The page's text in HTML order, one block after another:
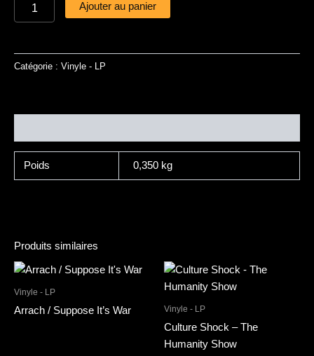
Ajouter au panier
Catégorie : Vinyle - LP
Poids 0,350 kg
Produits similaires
Vinyle - LP
Arrach / Suppose It’s War Vinyle - LP
Culture Shock – The
Humanity Show